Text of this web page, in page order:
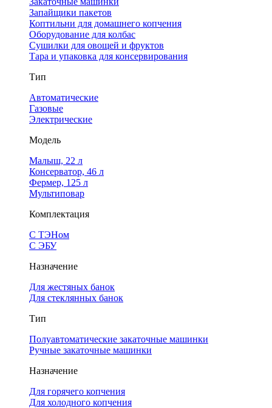
Запайщики пакетов
Коптильни для домашнего копчения
Оборудование для колбас
Сушилки для овощей и фруктов
Тара и упаковка для консервирования
Тип
Автоматические
Газовые
Электрические
Модель
Малыш, 22 л
Консерватор, 46 л
Фермер, 125 л
Мультиповар
Комплектация
С ТЭНом
С ЭБУ
Назначение
Для жестяных банок
Для стеклянных банок
Тип
Полуавтоматические закаточные машинки
Ручные закаточные машинки
Назначение
Для горячего копчения
Для холодного копчения